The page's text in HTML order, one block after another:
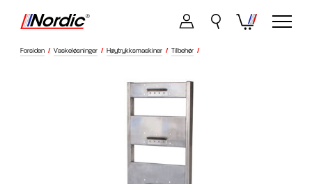
Forsiden / Vaskeløsninger / Høytrykksmaskiner / Tilbehør /